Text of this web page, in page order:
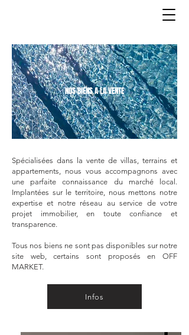
NOS BIENS A LA VENTE
Spécialisées dans la vente de villas, terrains et
appartements, nous vous accompagnons avec
une parfaite connaissance du marché local.
Implantées sur le territoire, nous mettons notre
expertise et notre réseau au service de votre
projet immobilier, en toute confiance et
transparence.
Tous nos biens ne sont pas disponibles sur notre
site web, certains sont proposés en OFF
MARKET.
Infos